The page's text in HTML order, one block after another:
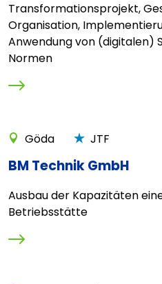
Transformationsprojekt,
Organisation,
Anwendung von (digitalen)
Normen
Göda JTF
BM Technik GmbH
Ausbau der Kapazitäten
Betriebsstätte